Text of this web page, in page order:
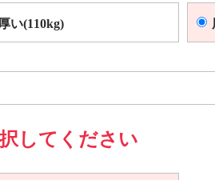
い(110kg)
してください